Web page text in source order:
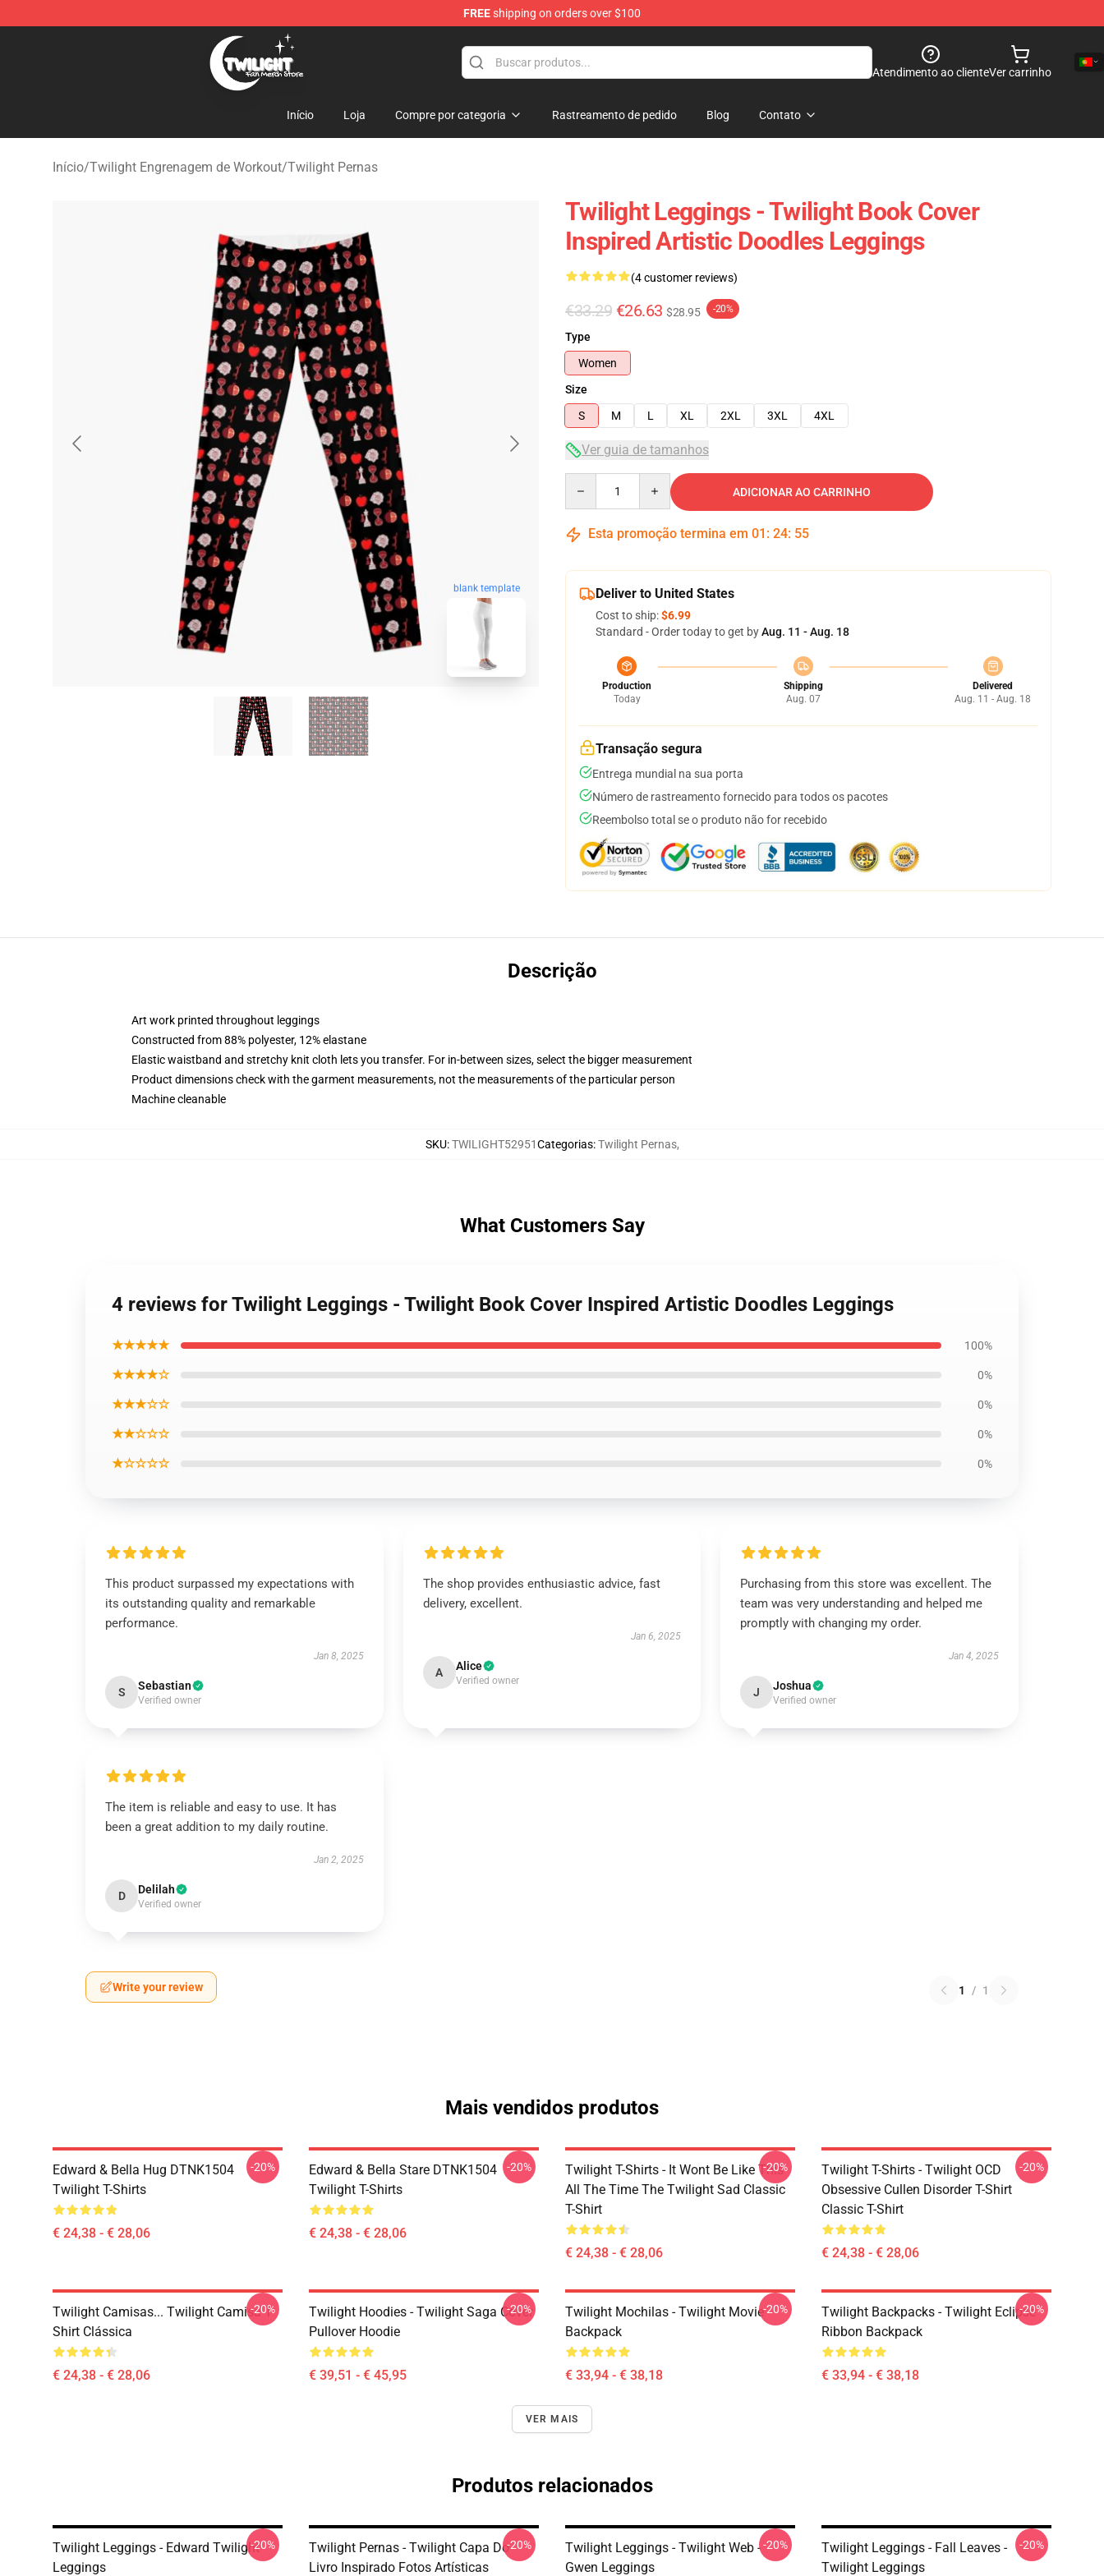
FREEshipping on orders over $100
Twilight Store - Official Twilight Merchandise Shop
Atendimento ao clienteVer carrinho
Início Loja Compre por categoria Rastreamento de pedido Blog Contato
Início/Twilight Engrenagem de Workout/Twilight Pernas
blank template
Twilight Leggings - Twilight Book Cover
Inspired Artistic Doodles Leggings
(4 customer reviews)
€33.29 €26.63 $28.95 -20%
Type
Women
Size
S
M L XL 2XL 3XL 4XL
Ver guia de tamanhos
ADICIONAR AO CARRINHO
Esta promoção termina em 01 : 24: 54
Deliver to United States
Cost to ship:$6.99
Standard - Order today to get byAug. 11 - Aug. 18
Production
Today
Shipping
Aug. 07
Delivered
Aug. 11 - Aug. 18
Transação segura
Entrega mundial na sua porta
Número de rastreamento fornecido para todos os pacotes
Reembolso total se o produto não for recebido
Descrição
Art work printed throughout leggings
Constructed from 88% polyester, 12% elastane
Elastic waistband and stretchy knit cloth lets you transfer. For in-between sizes, select the bigger measurement
Product dimensions check with the garment measurements, not the measurements of the particular person
Machine cleanable
SKU:TWILIGHT52951Categorias:Twilight Pernas,
What Customers Say
4 reviews for Twilight Leggings - Twilight Book Cover Inspired Artistic Doodles Leggings
★★★★★ 100%
★★★★☆ 0%
★★★☆☆ 0%
★★☆☆☆ 0%
★☆☆☆☆ 0%
This product surpassed my expectations with
its outstanding quality and remarkable
performance.
Jan 8, 2025
S Sebastian
Verified owner
The shop provides enthusiastic advice, fast
delivery, excellent.
Jan 6, 2025
A Alice
Verified owner
Purchasing from this store was excellent. The
team was very understanding and helped me
promptly with changing my order.
Jan 4, 2025
J Joshua
Verified owner
The item is reliable and easy to use. It has
been a great addition to my daily routine.
Jan 2, 2025
D Delilah
Verified owner
Write your review 1 / 1
Mais vendidos produtos
Edward & Bella Hug DTNK1504
Twilight T-Shirts
€ 24,38 - € 28,06
-20%
Edward & Bella Stare DTNK1504
Twilight T-Shirts
€ 24,38 - € 28,06
-20%
Twilight T-Shirts - It Wont Be Like This
All The Time The Twilight Sad Classic
T-Shirt
€ 24,38 - € 28,06
-20%
Twilight T-Shirts - Twilight OCD
Obsessive Cullen Disorder T-Shirt
Classic T-Shirt
€ 24,38 - € 28,06
-20%
Twilight Camisas... Twilight Camisa T-
Shirt Clássica
€ 24,38 - € 28,06
-20%
Twilight Hoodies - Twilight Saga Cover
Pullover Hoodie
€ 39,51 - € 45,95
-20%
Twilight Mochilas - Twilight Movie
Backpack
€ 33,94 - € 38,18
-20%
Twilight Backpacks - Twilight Eclipse
Ribbon Backpack
€ 33,94 - € 38,18
-20%
VER MAIS
Produtos relacionados
Twilight Leggings - Edward Twilight
Leggings
-20%
Twilight Pernas - Twilight Capa Do
Livro Inspirado Fotos Artísticas
-20%
Twilight Leggings - Twilight Web -
Gwen Leggings
-20%
Twilight Leggings - Fall Leaves -
Twilight Leggings
-20%